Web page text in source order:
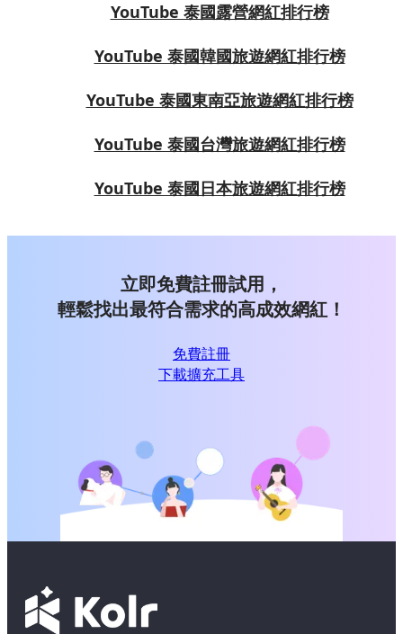
YouTube 泰國露營網紅排行榜
YouTube 泰國韓國旅遊網紅排行榜
YouTube 泰國東南亞旅遊網紅排行榜
YouTube 泰國台灣旅遊網紅排行榜
YouTube 泰國日本旅遊網紅排行榜
立即免費註冊試用，
輕鬆找出最符合需求的高成效網紅！
免費註冊
下載擴充工具